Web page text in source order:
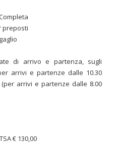
preposti
di arrivo e partenza, sugli
arrivi e partenze dalle 10.30
arrivi e partenze dalle 8.00
€ 130,00